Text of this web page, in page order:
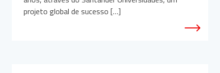
projeto global de sucesso […]